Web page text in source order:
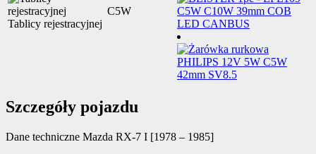
Tablicy rejestracyjnej
C5W
Szczegóły pojazdu
Dane techniczne Mazda RX-7 I [1978 – 1985]